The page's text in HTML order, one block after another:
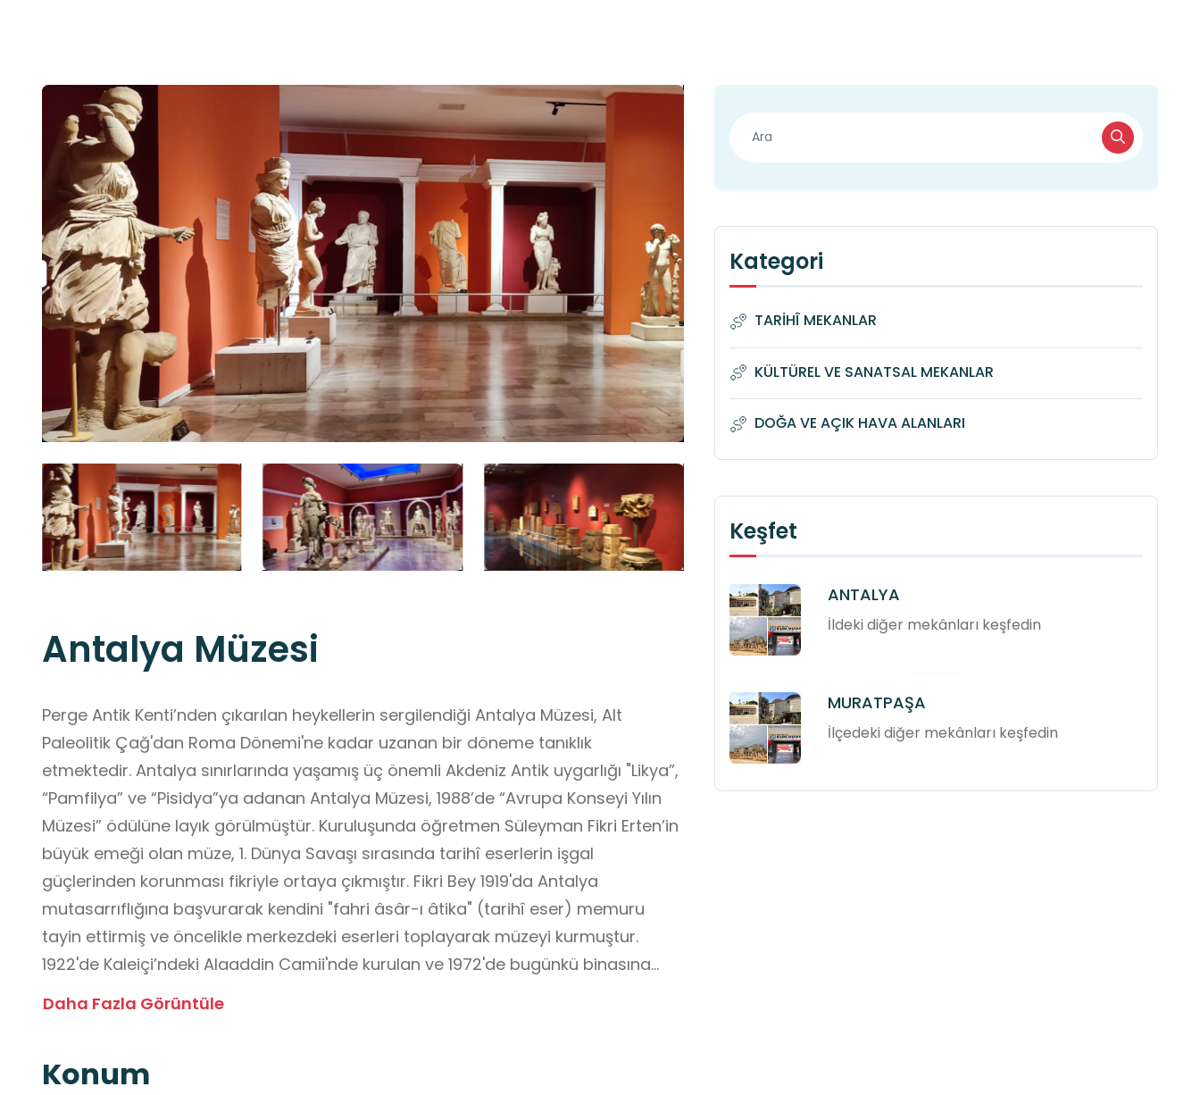
Antalya Müzesi
Perge Antik Kenti’nden çıkarılan heykellerin sergilendiği Antalya Müzesi, Alt
Paleolitik Çağ'dan Roma Dönemi'ne kadar uzanan bir döneme tanıklık
etmektedir. Antalya sınırlarında yaşamış üç önemli Akdeniz Antik uygarlığı "Likya”,
“Pamfilya” ve “Pisidya”ya adanan Antalya Müzesi, 1988’de “Avrupa Konseyi Yılın
Müzesi” ödülüne layık görülmüştür. Kuruluşunda öğretmen Süleyman Fikri Erten’in
büyük emeği olan müze, 1. Dünya Savaşı sırasında tarihî eserlerin işgal
güçlerinden korunması fikriyle ortaya çıkmıştır. Fikri Bey 1919'da Antalya
mutasarrıflığına başvurarak kendini "fahri âsâr-ı âtika" (tarihî eser) memuru
tayin ettirmiş ve öncelikle merkezdeki eserleri toplayarak müzeyi kurmuştur.
1922'de Kaleiçi’ndeki Alaaddin Camii'nde kurulan ve 1972'de bugünkü binasına
ve imparator heykelleri, mezar kültlerine ait eserler, sikkeler, mozaik ve ikonalar
Daha Fazla Görüntüle
Konum
Kategori
TARİHÎ MEKANLAR
KÜLTÜREL VE SANATSAL MEKANLAR
DOĞA VE AÇIK HAVA ALANLARI
Keşfet
ANTALYA
İldeki diğer mekânları keşfedin
MURATPAŞA
İlçedeki diğer mekânları keşfedin